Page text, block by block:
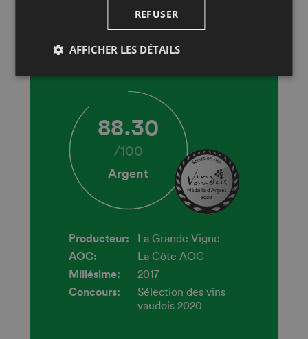
Autres Cépages Rouges Purs
88.30
/100
Argent
2020
Producteur:
La Grande Vigne
AOC:
La Côte AOC
Millésime:
2017
Concours:
Sélection des vins
vaudois 2020
REFUSER
AFFICHER LES DÉTAILS